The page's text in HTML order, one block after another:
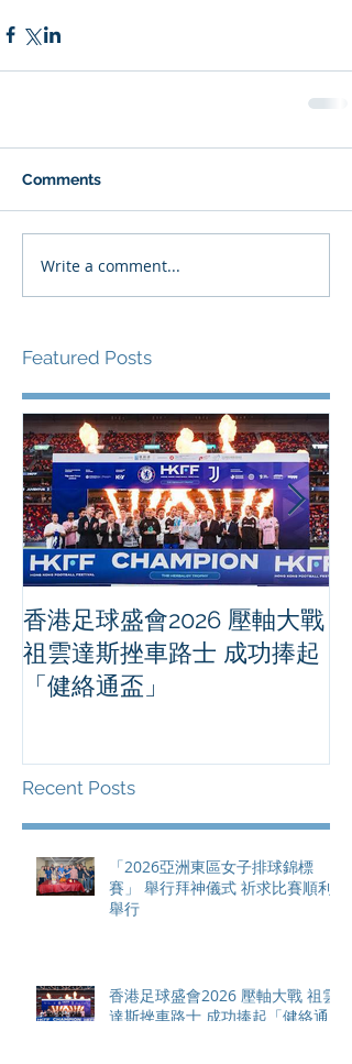
Comments
Write a comment...
Featured Posts
香港足球盛會2026 壓軸大戰
祖雲達斯挫車路士 成功捧起
「健絡通盃」
Recent Posts
「2026亞洲東區女子排球錦標
賽」 舉行拜神儀式 祈求比賽順利
舉行
香港足球盛會2026 壓軸大戰 祖雲
達斯挫車路士 成功捧起「健絡通